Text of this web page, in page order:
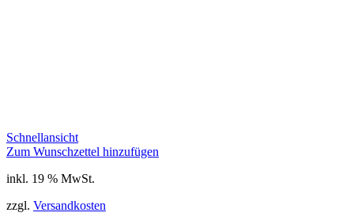
Schnellansicht
Zum Wunschzettel hinzufügen
inkl. 19 % MwSt.
zzgl. Versandkosten